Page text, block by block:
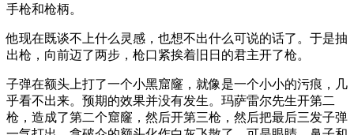
手枪和枪柄。
他现在既谈不上什么灵感，也想不出什么可说的话了。于是抽
出枪，向前迈了两步，枪口紧挨着旧日的君主开了枪。
子弹在额头上打了一个小黑窟窿，就像是一个小小的污痕，几
乎看不出来。预期的效果并没有发生。玛萨雷尔先生开第二
枪，造成了第二个窟窿，然后开第三枪，然后把最后三发子弹